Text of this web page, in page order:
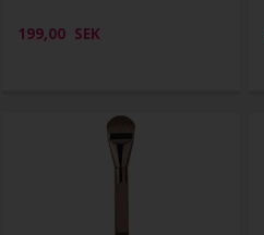
199,00 SEK